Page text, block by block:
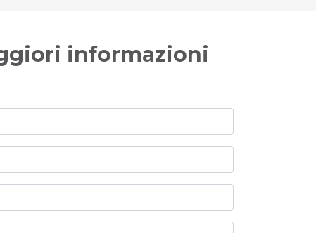
informazioni